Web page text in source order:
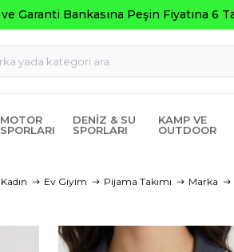
MOTOR
SPORLARI
DENIZ & SU
SPORLARI
KAMP VE
OUTDOOR
Kadın Ev Giyim Pijama Takımı Marka